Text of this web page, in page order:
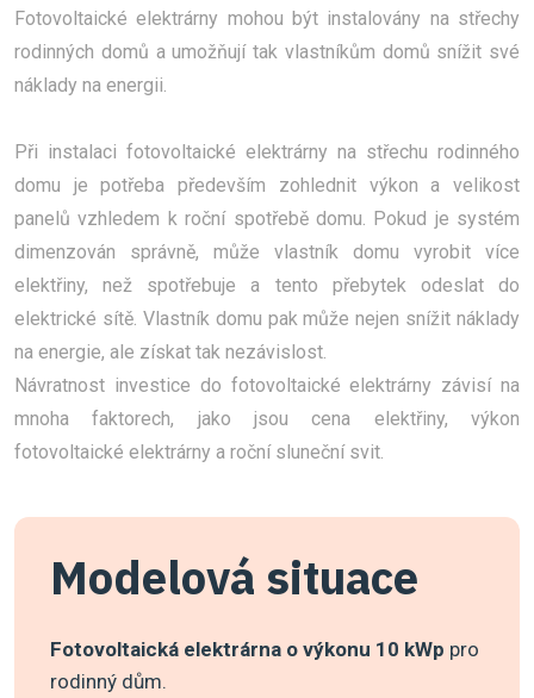
Fotovoltaické elektrárny mohou být instalovány na střechy
rodinných domů a umožňují tak vlastníkům domů snížit své
náklady na energii.
Při instalaci fotovoltaické elektrárny na střechu rodinného
domu je potřeba především zohlednit výkon a velikost
panelů vzhledem k roční spotřebě domu. Pokud je systém
dimenzován správně, může vlastník domu vyrobit více
elektřiny, než spotřebuje a tento přebytek odeslat do
elektrické sítě. Vlastník domu pak může nejen snížit náklady
na energie, ale získat tak nezávislost.
Návratnost investice do fotovoltaické elektrárny závisí na
mnoha faktorech, jako jsou cena elektřiny, výkon
fotovoltaické elektrárny a roční sluneční svit.
Modelová situace
Fotovoltaická elektrárna o výkonu 10 kWp pro
rodinný dům.